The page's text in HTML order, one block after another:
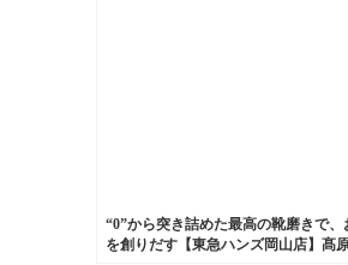
“0”から突き詰めた最高の靴磨きで、
を創りだす【東急ハンズ岡山店】髙